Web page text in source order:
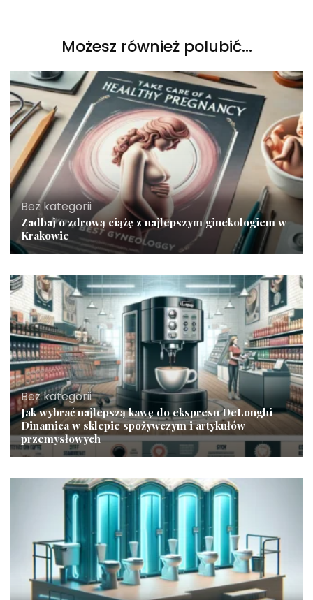
Możesz również polubić…
Bez kategorii
Zadbaj o zdrową ciążę z najlepszym ginekologiem w
Krakowie
Bez kategorii
Jak wybrać najlepszą kawę do ekspresu DeLonghi
Dinamica w sklepie spożywczym i artykułów
przemysłowych